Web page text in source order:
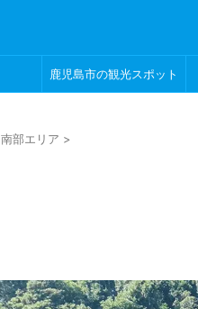
鹿児島市の観光スポット
南部エリア >